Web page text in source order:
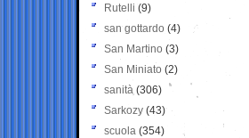
Rutelli (9)
san gottardo (4)
San Martino (3)
San Miniato (2)
sanità (306)
Sarkozy (43)
scuola (354)